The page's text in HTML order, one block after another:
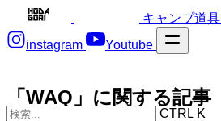
キャンプ道具
instagram
Youtube
CTRL K
「WAQ」に関する記事